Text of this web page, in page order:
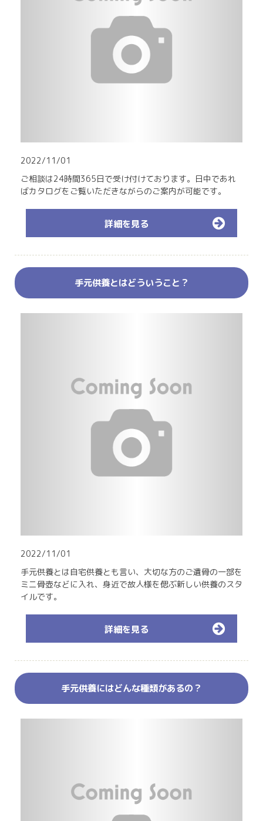
2022/11/01
ご相談は24時間365日で受け付けております。日中であれ
ばカタログをご覧いただきながらのご案内が可能です。
詳細を見る
手元供養とはどういうこと？
2022/11/01
手元供養とは自宅供養とも言い、大切な方のご遺骨の一部を
ミニ骨壺などに入れ、身近で故人様を偲ぶ新しい供養のスタ
イルです。
詳細を見る
手元供養にはどんな種類があるの？